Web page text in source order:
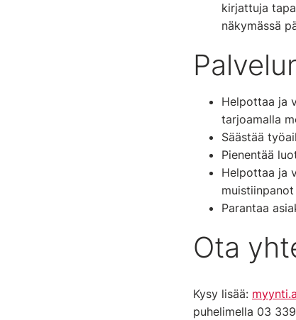
kirjattuja
näkymässä
Helpottaa ja
tarjoamalla
Säästää
Pienentää
Helpottaa ja
Parantaa
Ota
Kysy lisää:
puhelimella 03